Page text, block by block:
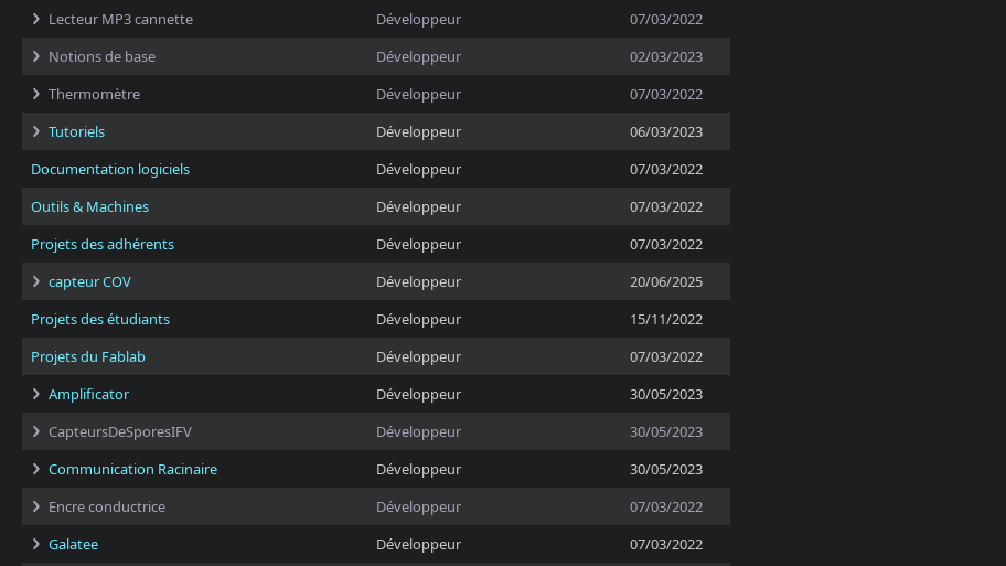
Lecteur MP3 cannette
Développeur
07/03/2022
Notions de base
Développeur
02/03/2023
Thermomètre
Développeur
07/03/2022
Tutoriels
Développeur
06/03/2023
Documentation logiciels
Développeur
07/03/2022
Outils & Machines
Développeur
07/03/2022
Projets des adhérents
Développeur
07/03/2022
capteur COV
Développeur
20/06/2025
Projets des étudiants
Développeur
15/11/2022
Projets du Fablab
Développeur
07/03/2022
Amplificator
Développeur
30/05/2023
CapteursDeSporesIFV
Développeur
30/05/2023
Communication Racinaire
Développeur
30/05/2023
Encre conductrice
Développeur
07/03/2022
Galatee
Développeur 07/03/2022